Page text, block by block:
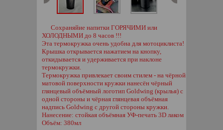
Сохраняйие напитки ГОРЯЧИМИ или
ХОЛОДНЫМИ до 8 часов !!!
Эта термокружка очень удобна для мотоциклиста!
Крышка открывается нажатием на кнопку,
откидывается и удерживается при наклоне
термокружки.
Термокружка привлекает своим стилем - на чёрной
матовой поверхности кружки нанесён чёрный
глянцевый объёмный логотип Goldwing (крылья) с
одной стороны и чёрная глянцевая объёмная
надпись Goldwing с другой стороны кружки.
Нанесение: стойкая объёмная УФ-печать 3D лаком
Объём: 380мл